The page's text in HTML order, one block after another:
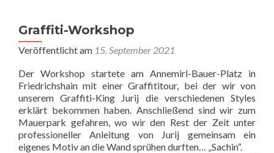
Graffiti-Workshop
Veröffentlicht am 15. September 2021
Der Workshop startete am Annemirl-Bauer-Platz in
Friedrichshain mit einer Graffititour, bei der wir von
unserem Graffiti-King Jurij die verschiedenen Styles
erklärt bekommen haben. Anschließend sind wir zum
Mauerpark gefahren, wo wir den Rest der Zeit unter
professioneller Anleitung von Jurij gemeinsam ein
eigenes Motiv an die Wand sprühen durften… „Sachin“.